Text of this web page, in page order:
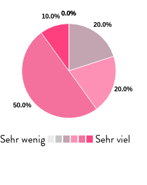
Sehr wenig Sehr viel